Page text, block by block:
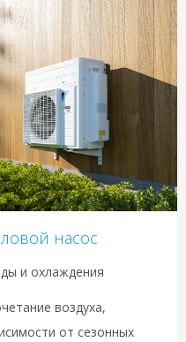
насос
и охлаждения
воздуха,
от сезонных